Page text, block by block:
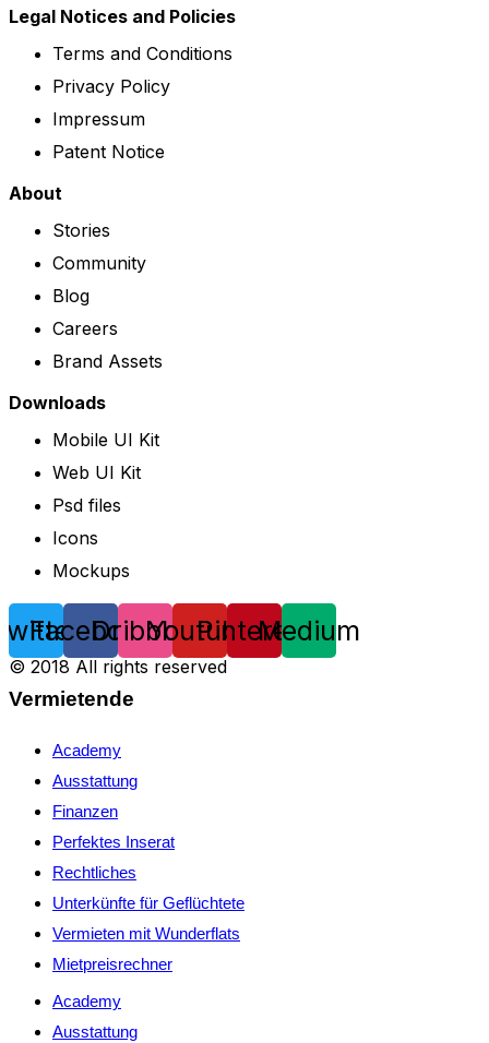
Legal Notices and Policies
Terms and Conditions
Privacy Policy
Impressum
Patent Notice
About
Stories
Community
Blog
Careers
Brand Assets
Downloads
Mobile UI Kit
Web UI Kit
Psd files
Icons
Mockups
Facebook
DribbbleYoutube
Pinterest
Medium
© 2018 All rights reserved
Vermietende
Academy
Ausstattung
Finanzen
Perfektes Inserat
Rechtliches
Unterkünfte für Geflüchtete
Vermieten mit Wunderflats
Mietpreisrechner
Academy
Ausstattung